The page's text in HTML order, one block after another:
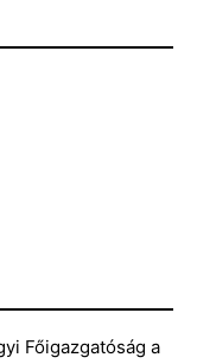
Főigazgatóság a